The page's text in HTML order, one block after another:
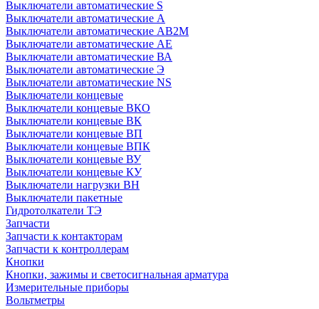
Выключатели автоматические S
Выключатели автоматические А
Выключатели автоматические АВ2М
Выключатели автоматические АЕ
Выключатели автоматические ВА
Выключатели автоматические Э
Выключатели автоматические NS
Выключатели концевые
Выключатели концевые ВКО
Выключатели концевые ВК
Выключатели концевые ВП
Выключатели концевые ВПК
Выключатели концевые ВУ
Выключатели концевые КУ
Выключатели нагрузки ВН
Выключатели пакетные
Гидротолкатели ТЭ
Запчасти
Запчасти к контакторам
Запчасти к контроллерам
Кнопки
Кнопки, зажимы и светосигнальная арматура
Измерительные приборы
Вольтметры